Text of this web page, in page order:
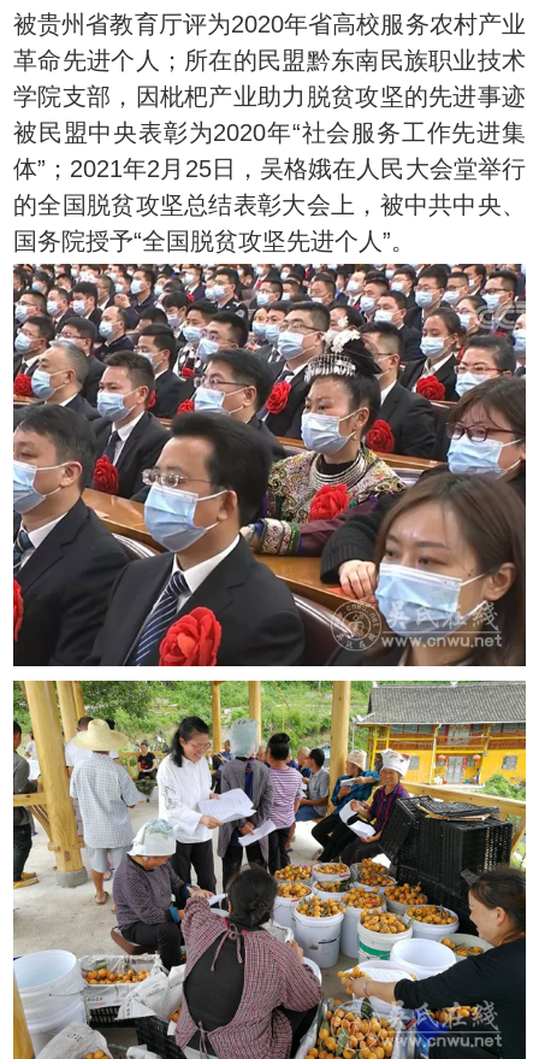
被贵州省教育厅评为2020年省高校服务农村产业
革命先进个人；所在的民盟黔东南民族职业技术
学院支部，因枇杷产业助力脱贫攻坚的先进事迹
被民盟中央表彰为2020年“社会服务工作先进集
体”；2021年2月25日，吴格娥在人民大会堂举行
的全国脱贫攻坚总结表彰大会上，被中共中央、
国务院授予“全国脱贫攻坚先进个人”。